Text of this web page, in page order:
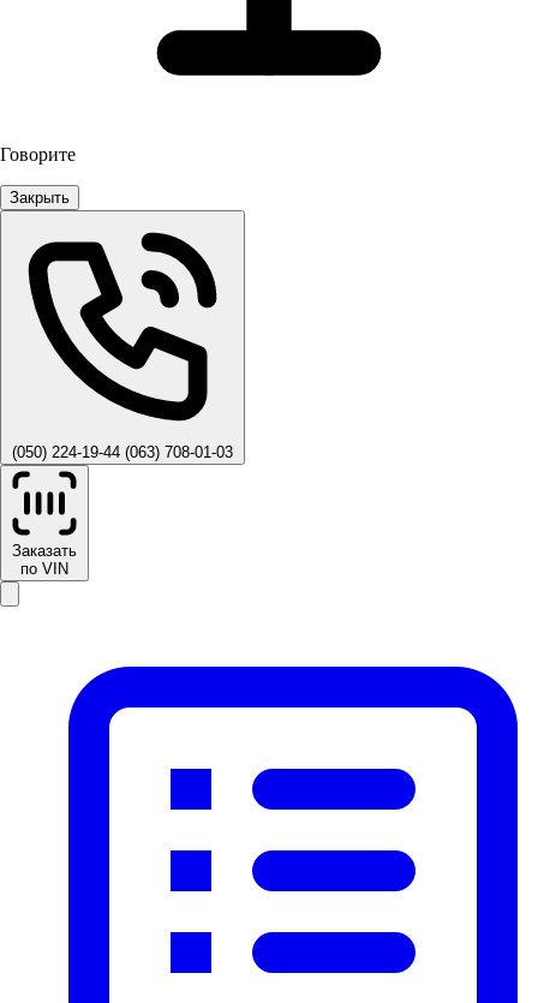
Говорите
Закрыть
(050) 224-19-44 (063) 708-01-03
Заказать
по VIN